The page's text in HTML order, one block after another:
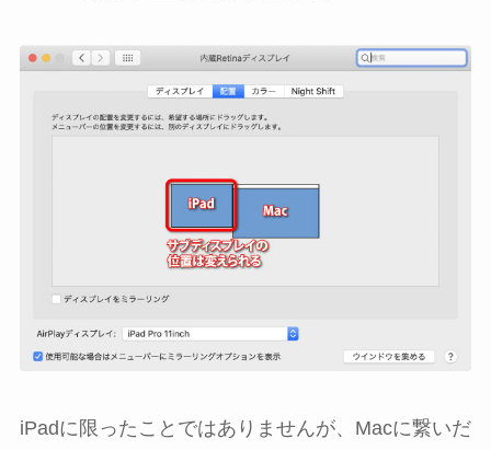
iPadに限ったことではありませんが、Macに繋いだ